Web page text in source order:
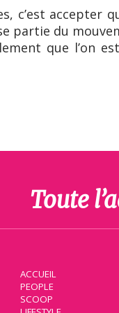
c’est accepter
partie du
que l’on
Toute
ACCUEIL
PEOPLE
SCOOP